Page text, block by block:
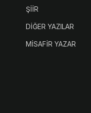
ŞİİR
DİĞER YAZILAR
MİSAFİR YAZAR